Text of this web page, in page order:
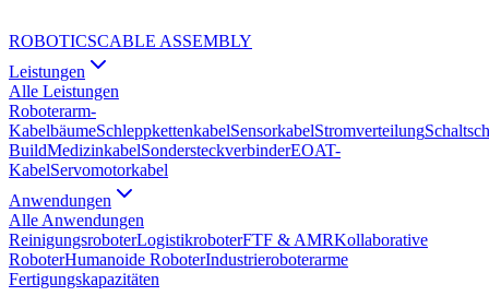
ROBOTICSCABLE ASSEMBLY
Leistungen
Alle Leistungen
Roboterarm-
KabelbäumeSchleppkettenkabelSensorkabelStromverteilung
BuildMedizinkabelSondersteckverbinderEOAT-
KabelServomotorkabel
Anwendungen
Alle Anwendungen
ReinigungsroboterLogistikroboterFTF & AMRKollaborative
RoboterHumanoide RoboterIndustrieroboterarme
Fertigungskapazitäten